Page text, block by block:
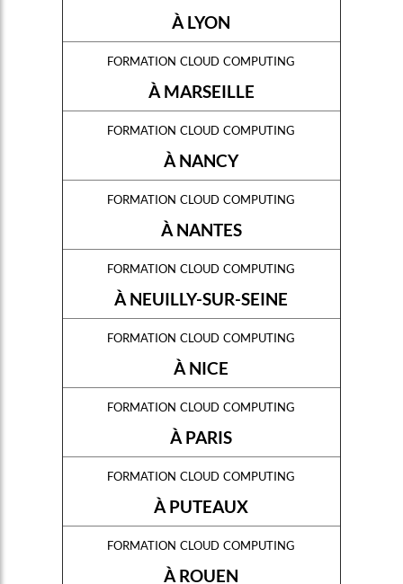
À LYON
formation cloud computing
À MARSEILLE
formation cloud computing
À NANCY
formation cloud computing
À NANTES
formation cloud computing
À NEUILLY-SUR-SEINE
formation cloud computing
À NICE
formation cloud computing
À PARIS
formation cloud computing
À PUTEAUX
formation cloud computing
À ROUEN